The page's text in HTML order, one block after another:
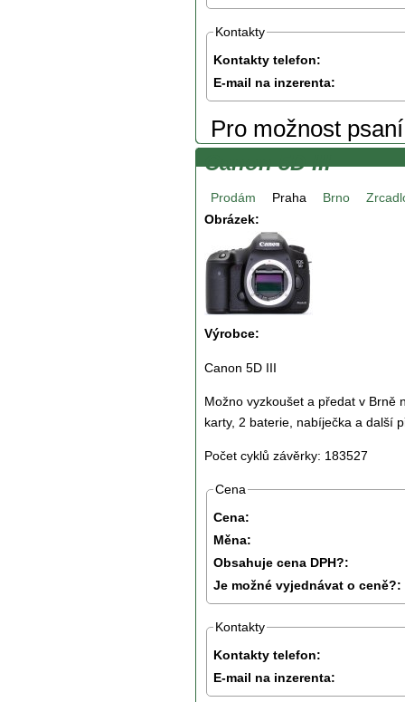
Kontakty
Kontakty telefon:
E-mail na inzerenta:
Pro možnost
Canon 5D III
Prodám Praha Brno
Obrázek:
Výrobce:
Canon 5D III
Možno vyzkoušet a předat v Brně
karty, 2 baterie, nabíječka a další
Počet cyklů závěrky: 183527
Cena
Cena:
Měna:
Obsahuje cena DPH?:
Je možné vyjednávat o ceně?:
Kontakty
Kontakty telefon:
E-mail na inzerenta: